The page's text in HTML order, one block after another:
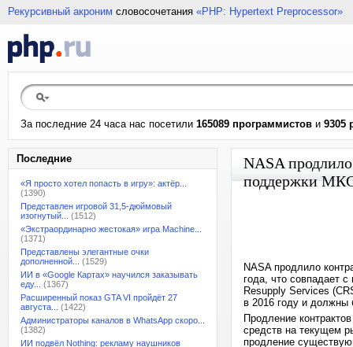
Рекурсивный акроним словосочетания «PHP: Hypertext Preprocessor»
За последние 24 часа нас посетили 165089 программистов и 9305
Последние
«Я просто хотел попасть в игру»: актёр...
(1390)
Представлен игровой 31,5-дюймовый
изогнутый...
(1512)
«Экстраординарно жестокая» игра Machine...
(1371)
Представлены элегантные очки
дополненной...
(1529)
ИИ в «Google Картах» научился заказывать
еду...
(1367)
Расширенный показ GTA VI пройдёт 27
августа...
(1422)
Администраторы каналов в WhatsApp скоро...
(1382)
ИИ подвёл Nothing: рекламу наушников
NASA
поддержки
NASA продлило
года, что совпадает
Resupply Services
в 2016 году и должны
Продление
средств на текущем
продление